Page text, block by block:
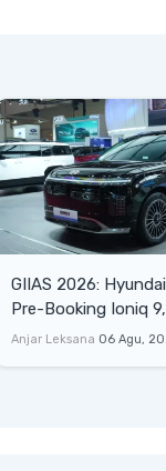
GIIAS 2026:
Pre-Booking Ioniq
Rp1,49 Miliar
Anjar Leksana 06 Agu,